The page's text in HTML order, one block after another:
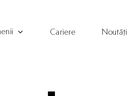
Cariere Noutăți